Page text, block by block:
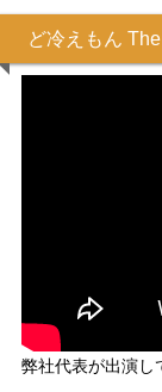
ど冷えもん
弊社代表が出演し